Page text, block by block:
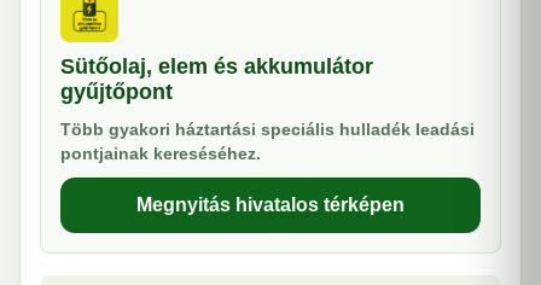
Sütőolaj, elem és akkumulátor
gyűjtőpont
Több gyakori háztartási speciális hulladék leadási
pontjainak kereséséhez.
Megnyitás hivatalos térképen